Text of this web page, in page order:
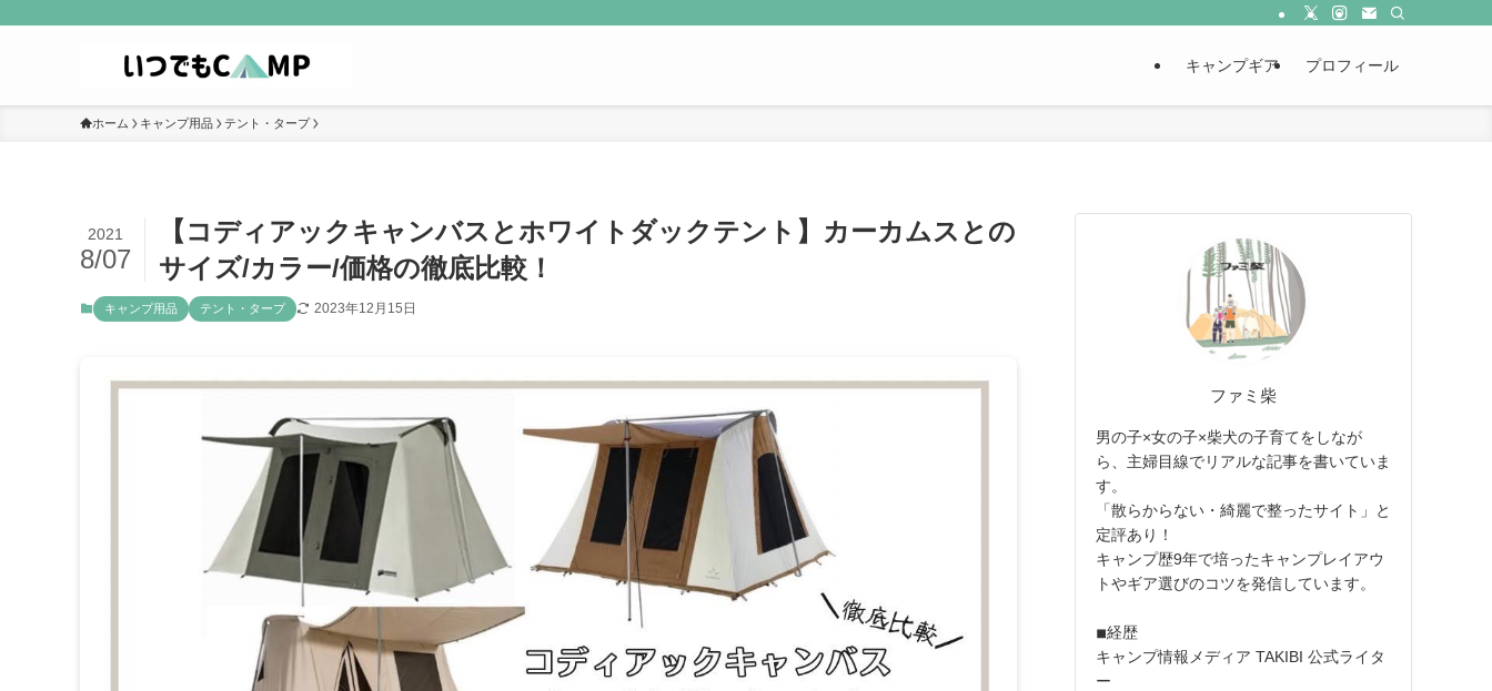
キャンプギア プロフィール
ホーム キャンプ用品 テント・タープ
【コディアックキャンバスとホワイトダックテント】カーカムスとの
サイズ/カラー/価格の徹底比較！
2021
8/07
キャンプ用品 テント・タープ 2023年12月15日
ファミ柴
男の子×女の子×柴犬の子育てをしなが
ら、主婦目線でリアルな記事を書いていま
す。
「散らからない・綺麗で整ったサイト」と
定評あり！
キャンプ歴9年で培ったキャンプレイアウ
トやギア選びのコツを発信しています。
◾︎経歴
キャンプ情報メディア TAKIBI 公式ライタ
ー